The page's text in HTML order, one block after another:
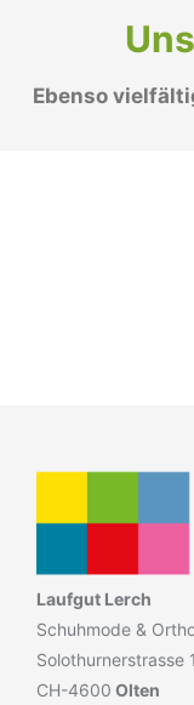
Ebenso
Laufgut Lerch
Schuhmode &
Solothurnerstrasse
CH-4600 Olten